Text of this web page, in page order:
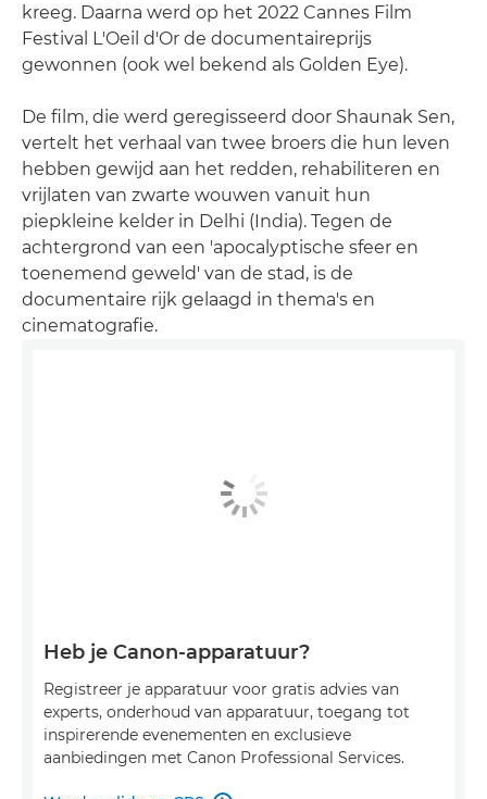
kreeg. Daarna werd op het 2022 Cannes Film
Festival L'Oeil d'Or de documentaireprijs
gewonnen (ook wel bekend als Golden Eye).
De film, die werd geregisseerd door Shaunak Sen,
vertelt het verhaal van twee broers die hun leven
hebben gewijd aan het redden, rehabiliteren en
vrijlaten van zwarte wouwen vanuit hun
piepkleine kelder in Delhi (India). Tegen de
achtergrond van een 'apocalyptische sfeer en
toenemend geweld' van de stad, is de
documentaire rijk gelaagd in thema's en
cinematografie.
Heb je Canon-apparatuur?
Registreer je apparatuur voor gratis advies van
experts, onderhoud van apparatuur, toegang tot
inspirerende evenementen en exclusieve
aanbiedingen met Canon Professional Services.